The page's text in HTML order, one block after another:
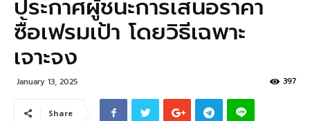
ประกาศผู้ชนะการเสนอราคา
ซื้อเฟรมเป้า โดยวิธีเฉพาะ
เจาะจง
January 13, 2025 397
Share